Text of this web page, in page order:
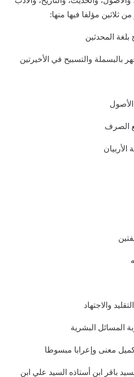
ثلاثين مؤلفا فيها منها:
باقر ابن أستاذه السيد علي ابن